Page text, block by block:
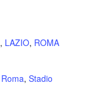
, LAZIO, ROMA
Roma, Stadio